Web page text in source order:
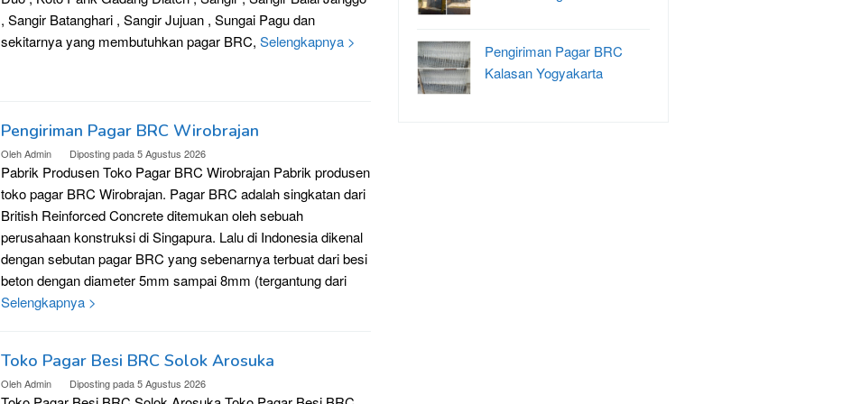
, Sangir Batanghari , Sangir Jujuan , Sungai Pagu dan
sekitarnya yang membutuhkan pagar BRC, Selengkapnya >
Pengiriman Pagar BRC Wirobrajan
OlehAdmin Diposting pada5 Agustus 2026
Pabrik Produsen Toko Pagar BRC Wirobrajan Pabrik produsen
toko pagar BRC Wirobrajan. Pagar BRC adalah singkatan dari
British Reinforced Concrete ditemukan oleh sebuah
perusahaan konstruksi di Singapura. Lalu di Indonesia dikenal
dengan sebutan pagar BRC yang sebenarnya terbuat dari besi
beton dengan diameter 5mm sampai 8mm (tergantung dari
Selengkapnya >
Toko Pagar Besi BRC Solok Arosuka
OlehAdmin Diposting pada5 Agustus 2026
Pengiriman Pagar BRC
Kalasan Yogyakarta